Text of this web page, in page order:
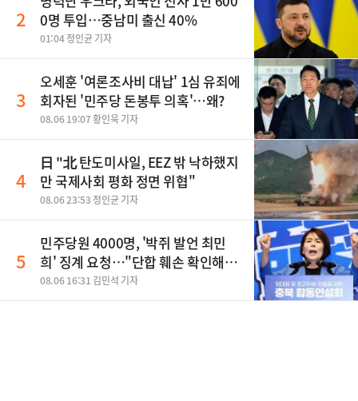
2
0명 투입…중남미 출신 40%
01:04 정인균 기자
3
오세훈 '여론조사비 대납' 1심 유죄에
회자된 '민주당 돈봉투 의혹'…왜?
08.06 19:07 황인욱 기자
4
日 "北 탄도미사일, EEZ 밖 낙하했지
만 국제사회 평화 정면 위협"
08.06 23:53 정인균 기자
5
민주당원 4000명, '박쥐 발언 최민
희' 징계 요청…"단합 훼손 확인해
야"
08.06 16:31 김민석 기자